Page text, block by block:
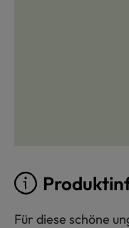
Für diese schöne